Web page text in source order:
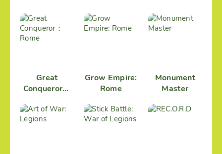
Great
Conqueror：
Grow Empire:
Rome
Monument
Master